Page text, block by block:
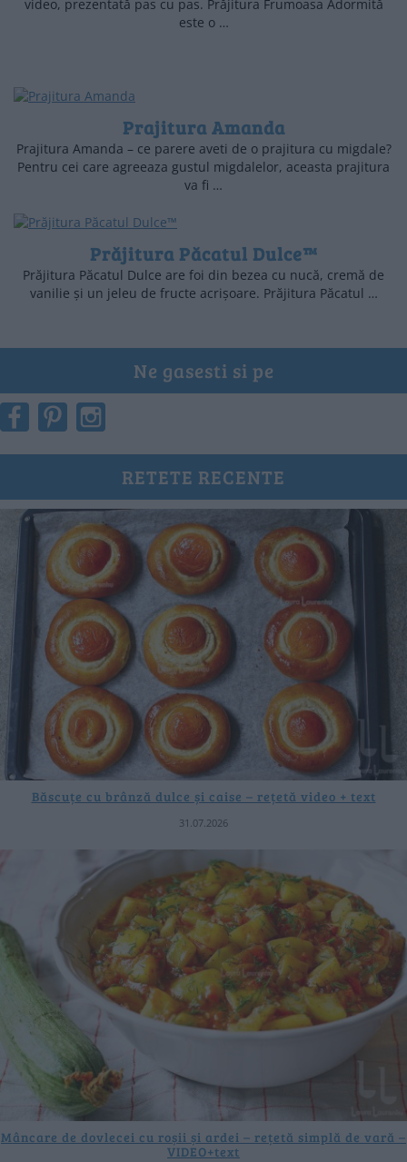
video, prezentată pas cu pas. Prăjitura Frumoasa Adormită
este o …
Prajitura Amanda
Prajitura Amanda – ce parere aveti de o prajitura cu migdale?
Pentru cei care agreeaza gustul migdalelor, aceasta prajitura
va fi …
Prăjitura Păcatul Dulce™
Prăjitura Păcatul Dulce are foi din bezea cu nucă, cremă de
vanilie și un jeleu de fructe acrișoare. Prăjitura Păcatul …
Ne gasesti si pe
RETETE RECENTE
Băscuțe cu brânză dulce și caise – rețetă video + text
31.07.2026
Mâncare de dovlecei cu roșii și ardei – rețetă simplă de vară –
VIDEO+text